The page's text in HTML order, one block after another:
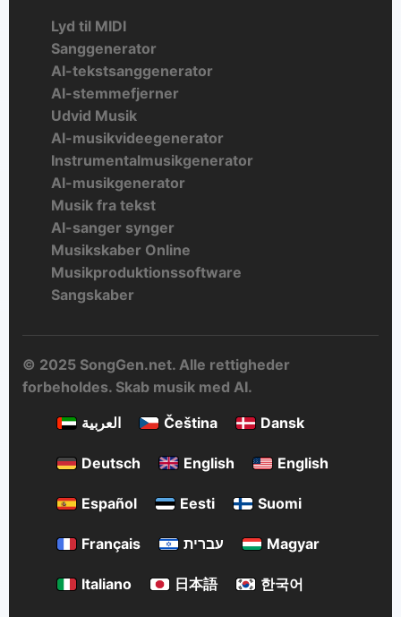
Lyd til MIDI
Sanggenerator
AI-tekstsanggenerator
AI-stemmefjerner
Udvid Musik
AI-musikvideegenerator
Instrumentalmusikgenerator
AI-musikgenerator
Musik fra tekst
AI-sanger synger
Musikskaber Online
Musikproduktionssoftware
Sangskaber
© 2025 SongGen.net. Alle rettigheder
forbeholdes. Skab musik med AI.
العربية
Čeština Dansk
Deutsch English English
Español Eesti Suomi
Français עברית Magyar
Italiano 日本語 한국어